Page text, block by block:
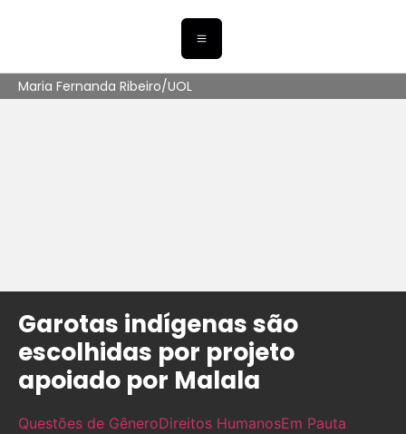
Maria Fernanda Ribeiro/UOL
Garotas indígenas são
escolhidas por projeto
apoiado por Malala
Questões de GêneroDireitos HumanosEm Pauta